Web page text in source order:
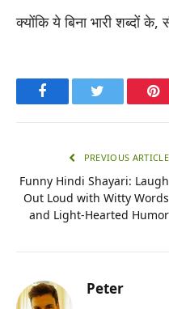
क्योंकि ये बिना भारी शब्दों
FacebookTwitter
PREVIOUS ARTICLE
Funny Hindi Shayari: Laugh
Out Loud with Witty Words
and Light-Hearted Humor
Peter